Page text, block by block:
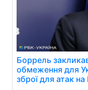
Боррель
обмеження для
зброї для атак на